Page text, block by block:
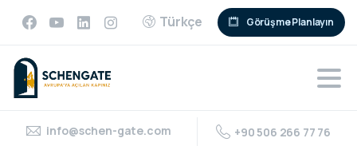
Türkçe Görüşme Planlayın
info@schen-gate.com +90 506 266 77 76